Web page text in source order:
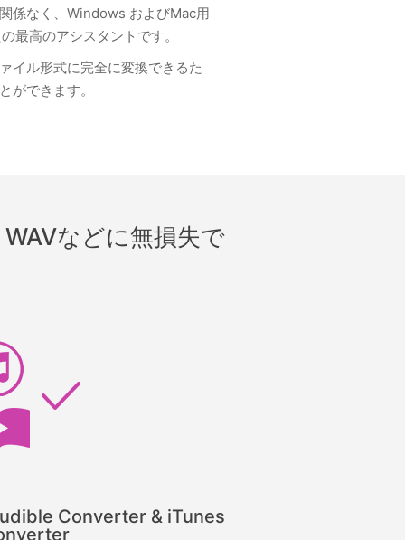
係なく、Windows およびMac用
高のアシスタントです。
イル形式に完全に変換できるた
ができます。
などに無損失で
Converter & iTunes